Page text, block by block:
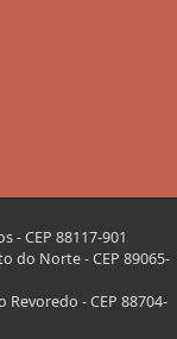
- CEP 88117-901
do Norte - CEP 89065-
- CEP 88704-